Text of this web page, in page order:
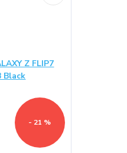
- 21 %